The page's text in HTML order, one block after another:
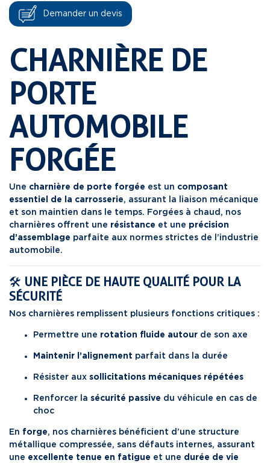
Demander un devis
CHARNIÈRE DE
PORTE
AUTOMOBILE
FORGÉE
Une charnière de porte forgée est un composant
essentiel de la carrosserie, assurant la liaison mécanique
et son maintien dans le temps. Forgées à chaud, nos
charnières offrent une résistance et une précision
d’assemblage parfaite aux normes strictes de l’industrie
automobile.
🛠️ UNE PIÈCE DE HAUTE QUALITÉ POUR LA
SÉCURITÉ
Nos charnières remplissent plusieurs fonctions critiques :
Permettre une rotation fluide autour de son axe
Maintenir l’alignement parfait dans la durée
Résister aux sollicitations mécaniques répétées
Renforcer la sécurité passive du véhicule en cas de
choc
En forge, nos charnières bénéficient d’une structure
métallique compressée, sans défauts internes, assurant
une excellente tenue en fatigue et une durée de vie